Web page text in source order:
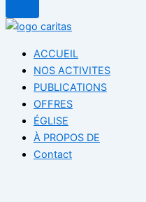
ACCUEIL
NOS ACTIVITES
PUBLICATIONS
OFFRES
ÉGLISE
À PROPOS DE
Contact